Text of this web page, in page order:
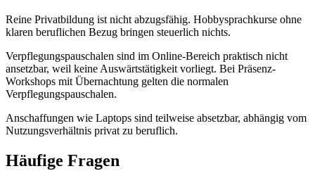
Reine Privatbildung ist nicht abzugsfähig. Hobbysprachkurse ohne
klaren beruflichen Bezug bringen steuerlich nichts.
Verpflegungspauschalen sind im Online-Bereich praktisch nicht
ansetzbar, weil keine Auswärtstätigkeit vorliegt. Bei Präsenz-
Workshops mit Übernachtung gelten die normalen
Verpflegungspauschalen.
Anschaffungen wie Laptops sind teilweise absetzbar, abhängig vom
Nutzungsverhältnis privat zu beruflich.
Häufige Fragen